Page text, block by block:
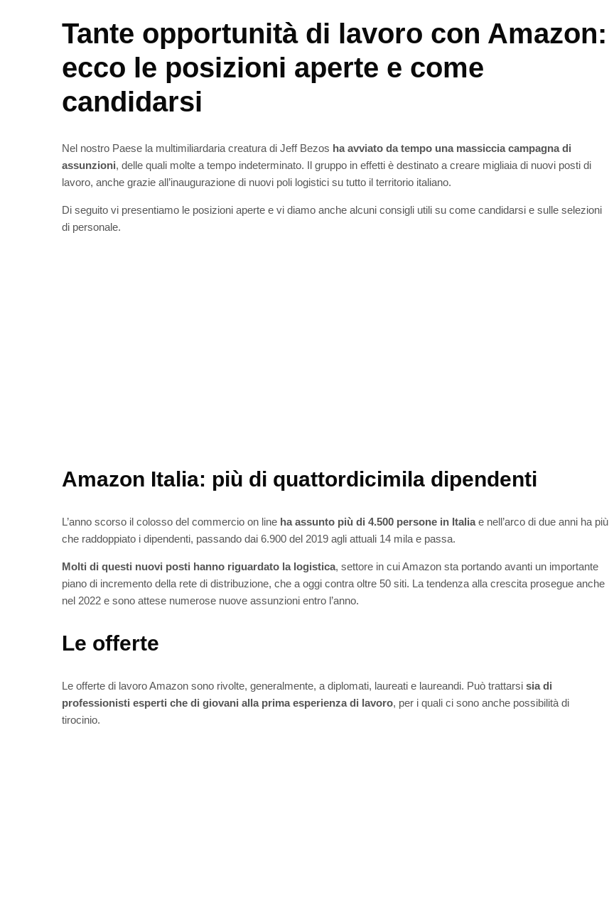
Tante opportunità di lavoro con Amazon:
ecco le posizioni aperte e come
candidarsi
Nel nostro Paese la multimiliardaria creatura di Jeff Bezos ha avviato da tempo una massiccia campagna di
assunzioni, delle quali molte a tempo indeterminato. Il gruppo in effetti è destinato a creare migliaia di nuovi posti di
lavoro, anche grazie all’inaugurazione di nuovi poli logistici su tutto il territorio italiano.
Di seguito vi presentiamo le posizioni aperte e vi diamo anche alcuni consigli utili su come candidarsi e sulle selezioni
di personale.
Amazon Italia: più di quattordicimila dipendenti
L’anno scorso il colosso del commercio on line ha assunto più di 4.500 persone in Italiae nell’arco di due anni ha più
che raddoppiato i dipendenti, passando dai 6.900 del 2019 agli attuali 14 mila e passa.
Molti di questi nuovi posti hanno riguardato la logistica, settore in cui Amazon sta portando avanti un importante
piano di incremento della rete di distribuzione, che a oggi contra oltre 50 siti. La tendenza alla crescita prosegue anche
nel 2022 e sono attese numerose nuove assunzioni entro l’anno.
Le offerte
Le offerte di lavoro Amazon sono rivolte, generalmente, a diplomati, laureati e laureandi. Può trattarsi sia di
professionisti esperti che di giovani alla prima esperienza di lavoro, per i quali ci sono anche possibilità di
tirocinio.